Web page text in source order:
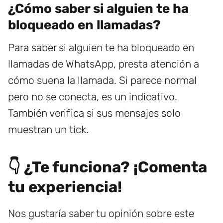
¿Cómo saber si alguien te ha
bloqueado en llamadas?
Para saber si alguien te ha bloqueado en
llamadas de WhatsApp, presta atención a
cómo suena la llamada. Si parece normal
pero no se conecta, es un indicativo.
También verifica si sus mensajes solo
muestran un tick.
👇 ¿Te funciona? ¡Comenta
tu experiencia!
Nos gustaría saber tu opinión sobre este